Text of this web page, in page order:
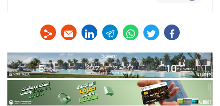
facebook
twitter
whats
telegram
linkedin